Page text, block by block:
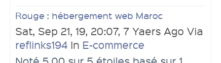
Rouge : hébergement web Maroc
Sat, Sep 21, 19, 20:07, 7 Yaers Ago Via
reflinks194 In E-commerce